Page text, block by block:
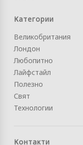
Категории
Великобритания
Лондон
Любопитно
Лайфстайл
Полезно
Свят
Технологии
Контакти